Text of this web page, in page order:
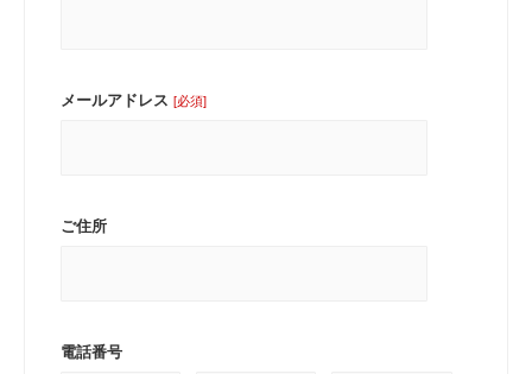
メールアドレス [必須]
ご住所
電話番号